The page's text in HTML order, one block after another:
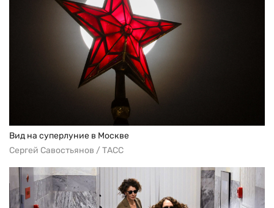
Вид на суперлуние в Москве
Сергей Савостьянов / ТАСС